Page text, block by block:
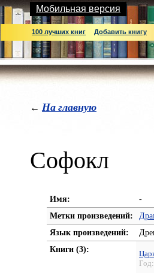
Мобильная версия
100 лучших книг Добавить книгу
← На главную
Софокл
Имя:
-
Метки произведений:
Язык произведений:
Книги (3):
Год: